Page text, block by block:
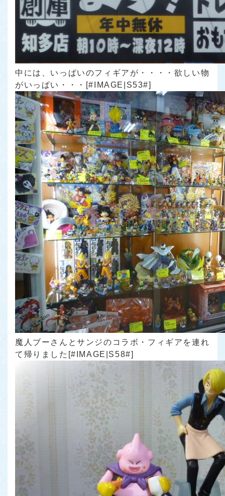
中には、いっぱいのフィギアが・・・・欲しい物
がいっぱい・・・[#IMAGE|S53#]
魔人ブーさんとサンジのコラボ・フィギアを連れ
て帰りました[#IMAGE|S58#]